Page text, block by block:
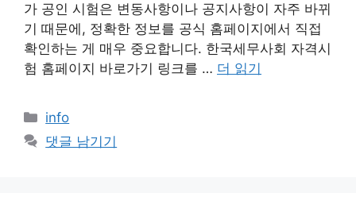
가 공인 시험은 변동사항이나 공지사항이 자주 바뀌
기 때문에, 정확한 정보를 공식 홈페이지에서 직접
확인하는 게 매우 중요합니다. 한국세무사회 자격시
험 홈페이지 바로가기 링크를 … 더 읽기
카
테
info
댓글 남기기